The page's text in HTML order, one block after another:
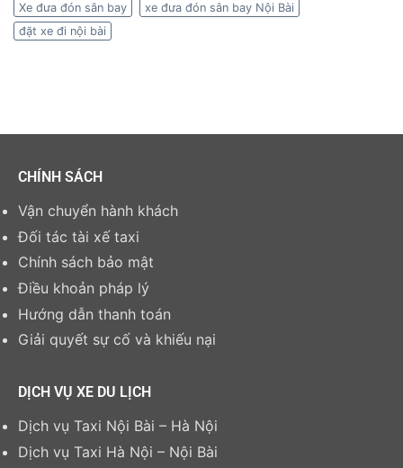
Xe đưa đón sân bay
xe đưa đón sân bay Nội Bài
đặt xe đi nội bài
CHÍNH SÁCH
Vận chuyển hành khách
Đối tác tài xế taxi
Chính sách bảo mật
Điều khoản pháp lý
Hướng dẫn thanh toán
Giải quyết sự cố và khiếu nại
DỊCH VỤ XE DU LỊCH
Dịch vụ Taxi Nội Bài – Hà Nội
Dịch vụ Taxi Hà Nội – Nội Bài